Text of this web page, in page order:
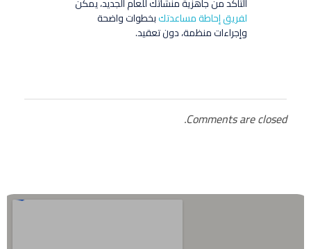
لفريق إحاطة مساعدتكبخطوات واضحة
وإجراءات منظمة، دون تعقيد.
Comments are closed.